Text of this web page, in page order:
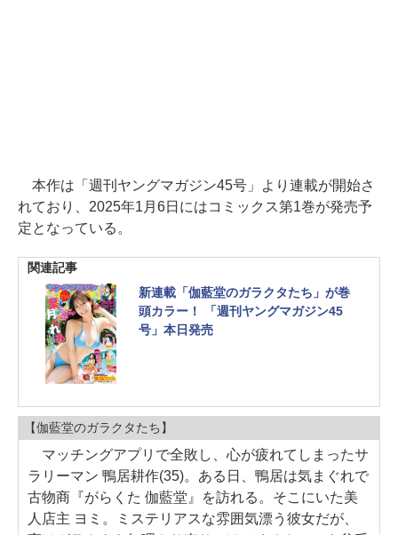
本作は「週刊ヤングマガジン45号」より連載が開始さ
れており、2025年1月6日にはコミックス第1巻が発売予
定となっている。
関連記事
新連載「伽藍堂のガラクタたち」が巻
頭カラー！ 「週刊ヤングマガジン45
号」本日発売
【伽藍堂のガラクタたち】
マッチングアプリで全敗し、心が疲れてしまったサ
ラリーマン 鴨居耕作(35)。ある日、鴨居は気まぐれで
古物商『がらくた 伽藍堂』を訪れる。そこにいた美
人店主 ヨミ。ミステリアスな雰囲気漂う彼女だが、